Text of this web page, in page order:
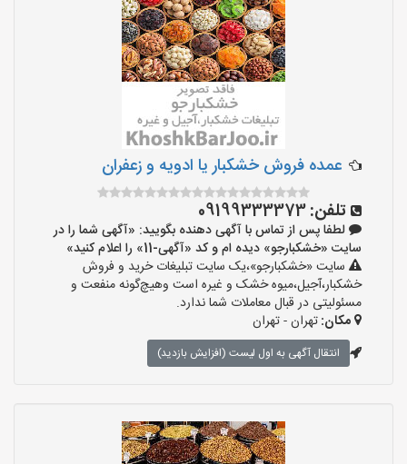
عمده فروش خشکبار یا ادویه و زعفران
تلفن:09199333373
لطفا پس از تماس با آگهی دهنده بگویید: «آگهی شما را در
سایت «خشکبارجو» دیده ام و کد «آگهی-11» را اعلام کنید»
سایت «خشکبارجو»،یک سایت تبلیغات خرید و فروش
خشکبار،آجیل،میوه خشک و غیره است وهیچ‌گونه منفعت و
مسئولیتی در قبال معاملات شما ندارد.
مکان:تهران - تهران
انتقال آگهی به اول لیست (افزایش بازدید)